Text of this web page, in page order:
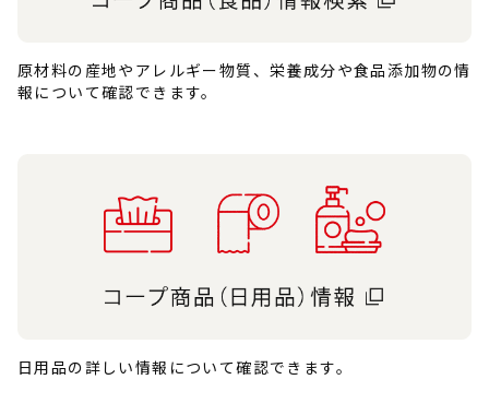
原材料の産地やアレルギー物質、栄養成分や食品添加物の情
報について確認できます。
日用品の詳しい情報について確認できます。